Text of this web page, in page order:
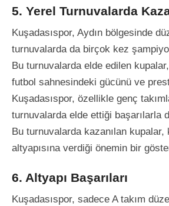
5. Yerel Turnuvalarda
Kuşadasıspor, Aydın bölgesinde
turnuvalarda da birçok kez
Bu turnuvalarda elde edilen
futbol sahnesindeki gücünü ve
Kuşadasıspor, özellikle genç
turnuvalarda elde ettiği başarılarla
Bu turnuvalarda kazanılan kupalar,
altyapısına verdiği önemin bir
6. Altyapı Başarıları
Kuşadasıspor, sadece A takım